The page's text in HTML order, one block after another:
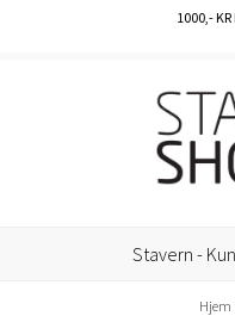
1000,- KR
Stavern -
Hjem